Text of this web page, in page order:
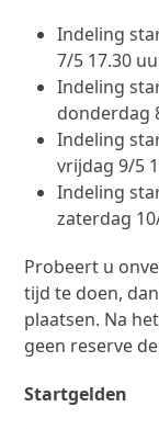
Indeling
7/5 17.30
Indeling
donderdag
Indeling
vrijdag 9/5
Indeling
zaterdag
Probeert u
tijd te doen,
plaatsen. Na
geen reserve
Startgelden